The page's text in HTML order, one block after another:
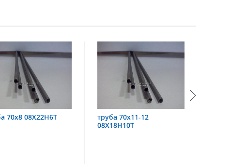
труба 70х11-12
труба 60х6 08Х18Н10